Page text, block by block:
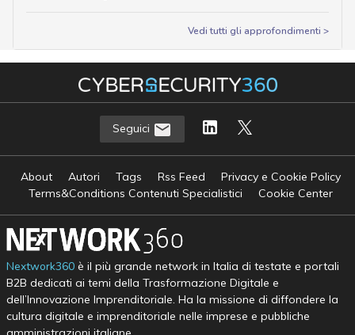
Vedi tutti gli approfondimenti >
Seguici
About Autori Tags Rss Feed
Privacy e Cookie Policy
Terms&Conditions Contenuti Specialistici
Cookie Center
Nextwork360è il più grande network in Italia di testate e portali
B2B dedicati ai temi della Trasformazione Digitale e
dell’Innovazione Imprenditoriale. Ha la missione di diffondere la
cultura digitale e imprenditoriale nelle imprese e pubbliche